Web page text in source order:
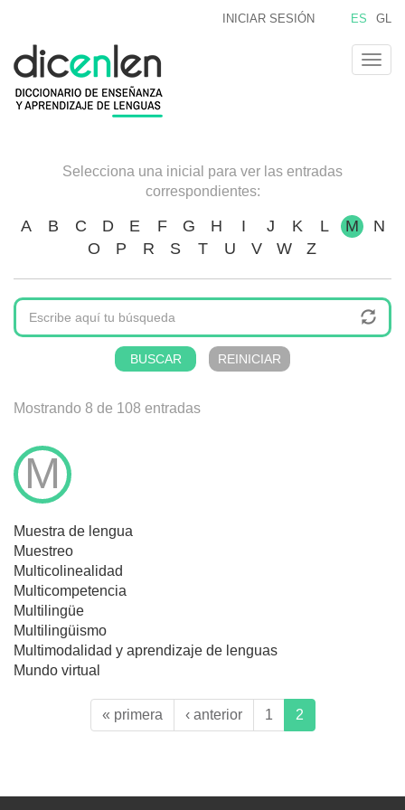
contenido
principal
ES GL
INICIAR SESIÓN
Selecciona una inicial para ver las entradas
correspondientes:
A B C D E F G H I J K L M
N
O
P R S T U V W Z
Mostrando 8 de 108 entradas
M
Muestra de lengua
Muestreo
Multicolinealidad
Multicompetencia
Multilingüe
Multilingüismo
Multimodalidad y aprendizaje de lenguas
Mundo virtual
« primera ‹ anterior 1 2